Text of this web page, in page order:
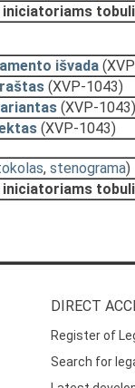
iniciatoriams
išvada
raštas (XVP-1043)
(XVP-1043)
(XVP-1043)
, stenograma)
iniciatoriams
DIRECT
Register of
Search for